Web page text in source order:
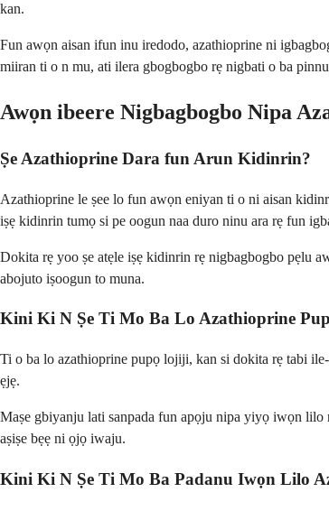
kan.
Fun awọn aisan ifun inu iredodo, azathioprine ni
miiran ti o n mu, ati ilera gbogbogbo rẹ nigbati o ba
Awọn ibeere Nigbagbogbo Nipa
Ṣe Azathioprine Dara fun Arun Kidinrin?
Azathioprine le ṣee lo fun awọn eniyan ti o ni aisan
iṣẹ kidinrin tumọ si pe oogun naa duro ninu ara rẹ fun
Dokita rẹ yoo ṣe atẹle iṣẹ kidinrin rẹ nigbagbogbo pẹlu
abojuto iṣoogun to muna.
Kini Ki N Ṣe Ti Mo Ba Lo Azathioprine
Ti o ba lo azathioprine pupọ lojiji, kan si dokita rẹ tabi
ẹjẹ.
Maṣe gbiyanju lati sanpada fun apọju nipa yiyọ iwọn
aṣiṣe bẹẹ ni ọjọ iwaju.
Kini Ki N Ṣe Ti Mo Ba Padanu Iwọn Lilo